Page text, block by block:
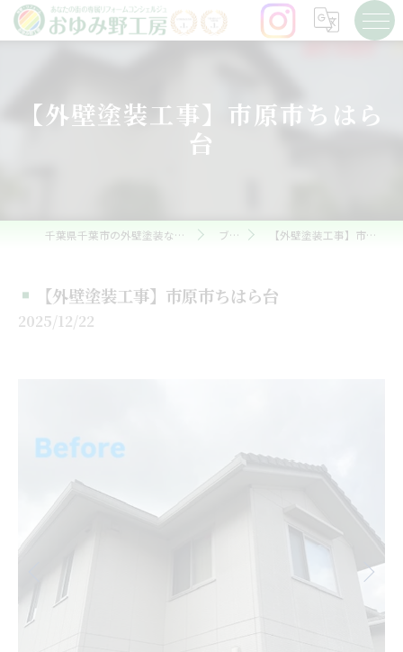
【外壁塗装工事】市原市ちはら
台
千葉県千葉市の外壁塗装ならおゆみ野工房 ブログ 【外壁塗装工事】市原市ちはら台
【外壁塗装工事】市原市ちはら台
2025/12/22